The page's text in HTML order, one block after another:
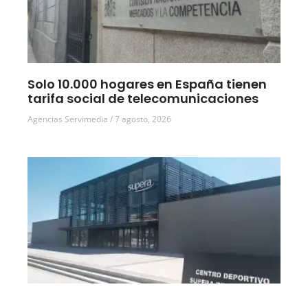
Solo 10.000 hogares en España tienen
tarifa social de telecomunicaciones
Agencias Servimedia 7 agosto, 2026